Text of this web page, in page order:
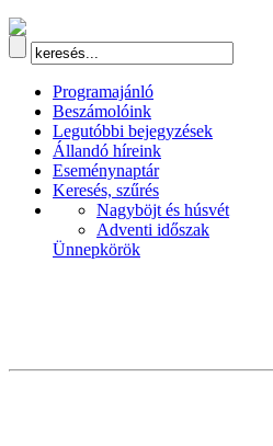
Programajánló
Beszámolóink
Legutóbbi bejegyzések
Állandó híreink
Eseménynaptár
Keresés, szűrés
Nagyböjt és húsvét
Adventi időszak
Ünnepkörök